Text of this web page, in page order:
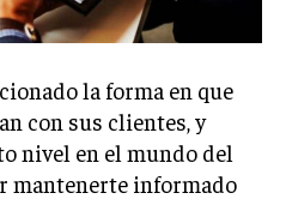
PUBLIC OPINION
la forma en que
con sus clientes, y
nivel en el mundo del
mantenerte informado